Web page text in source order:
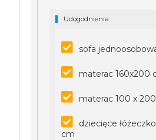
Udogodnienia
sofa
materac 160x200
materac 100 x
dziecięce
cm